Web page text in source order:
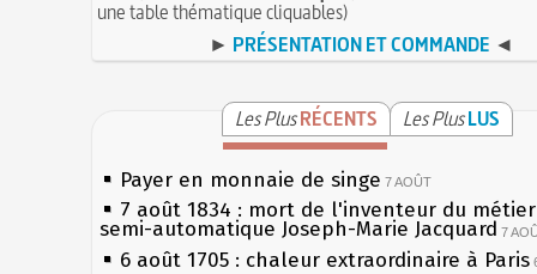
une table thématique cliquables)
► PRÉSENTATION ET COMMANDE ◄
Les PlusRÉCENTS Les PlusLUS
Payer en monnaie de singe 7 AOÛT
7 août 1834 : mort de l'inventeur du
semi-automatique Joseph-Marie Jacquard 7
6 août 1705 : chaleur extraordinaire à Paris